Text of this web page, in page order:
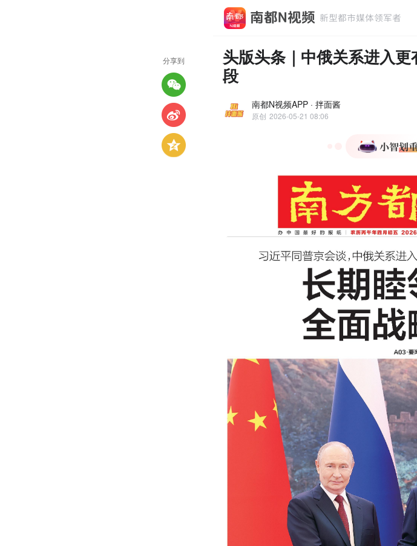
头版头条｜中俄关系进入
段
南都N视频APP · 拌面酱
原创 2026-05-21 08:06
期，推动双边关
2.广东AI技术实
布料瑕疵，加速
转型。
3.广州荔湾旧改
开受质疑，官
化流程。
4.AI手诊应用存
私保护。
5.东莞创新"荔枝
以上内容由AI大
参考
分享到